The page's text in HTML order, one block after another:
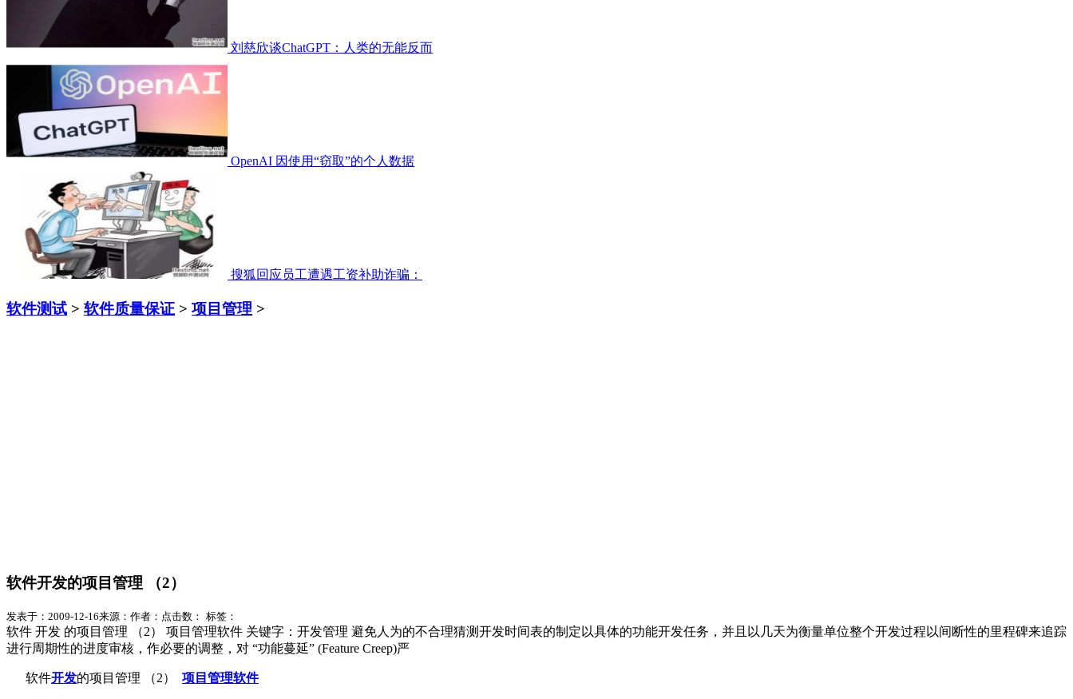
刘慈欣谈ChatGPT：人类的无能反而
OpenAI 因使用“窃取”的个人数据
搜狐回应员工遭遇工资补助诈骗：
软件测试 > 软件质量保证 > 项目管理 >
软件开发的项目管理 （2）
发表于：2009-12-16来源： 作者： 点击数： 标签：
软件 开发 的项目管理 （2） 项目管理软件 关键字：开发管理 避免人为的不合理猜测开发时间表的制定以具体的功能开发任务，并且以几天为衡量单位整个开发过程以间断性的里程碑来追踪
进行周期性的进度审核，作必要的调整，对 “功能蔓延” (Feature Creep)严
软件开发的项目管理 （2） 项目管理软件